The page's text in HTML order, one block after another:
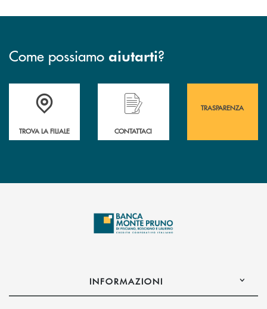
Come possiamo aiutarti?
Accedi all' elenco completo&nbsp; delle&nbsp; filiali&nbsp; di Banca
TROVA LA FILIALE
Hai bisogno di assistenza immediata?
CONTATTACI
TRASPARENZA
INFORMAZIONI